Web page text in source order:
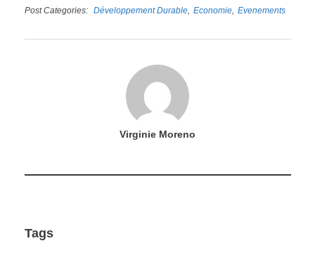
Post Categories Développement Durable Economie Evenements
Virginie Moreno
Tags